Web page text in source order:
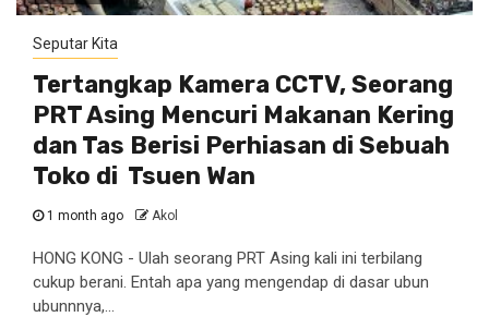
Seputar Kita
Tertangkap Kamera CCTV, Seorang
PRT Asing Mencuri Makanan Kering
dan Tas Berisi Perhiasan di Sebuah
Toko di Tsuen Wan
1 month ago Akol
HONG KONG - Ulah seorang PRT Asing kali ini terbilang
cukup berani. Entah apa yang mengendap di dasar ubun
ubunnnya,...